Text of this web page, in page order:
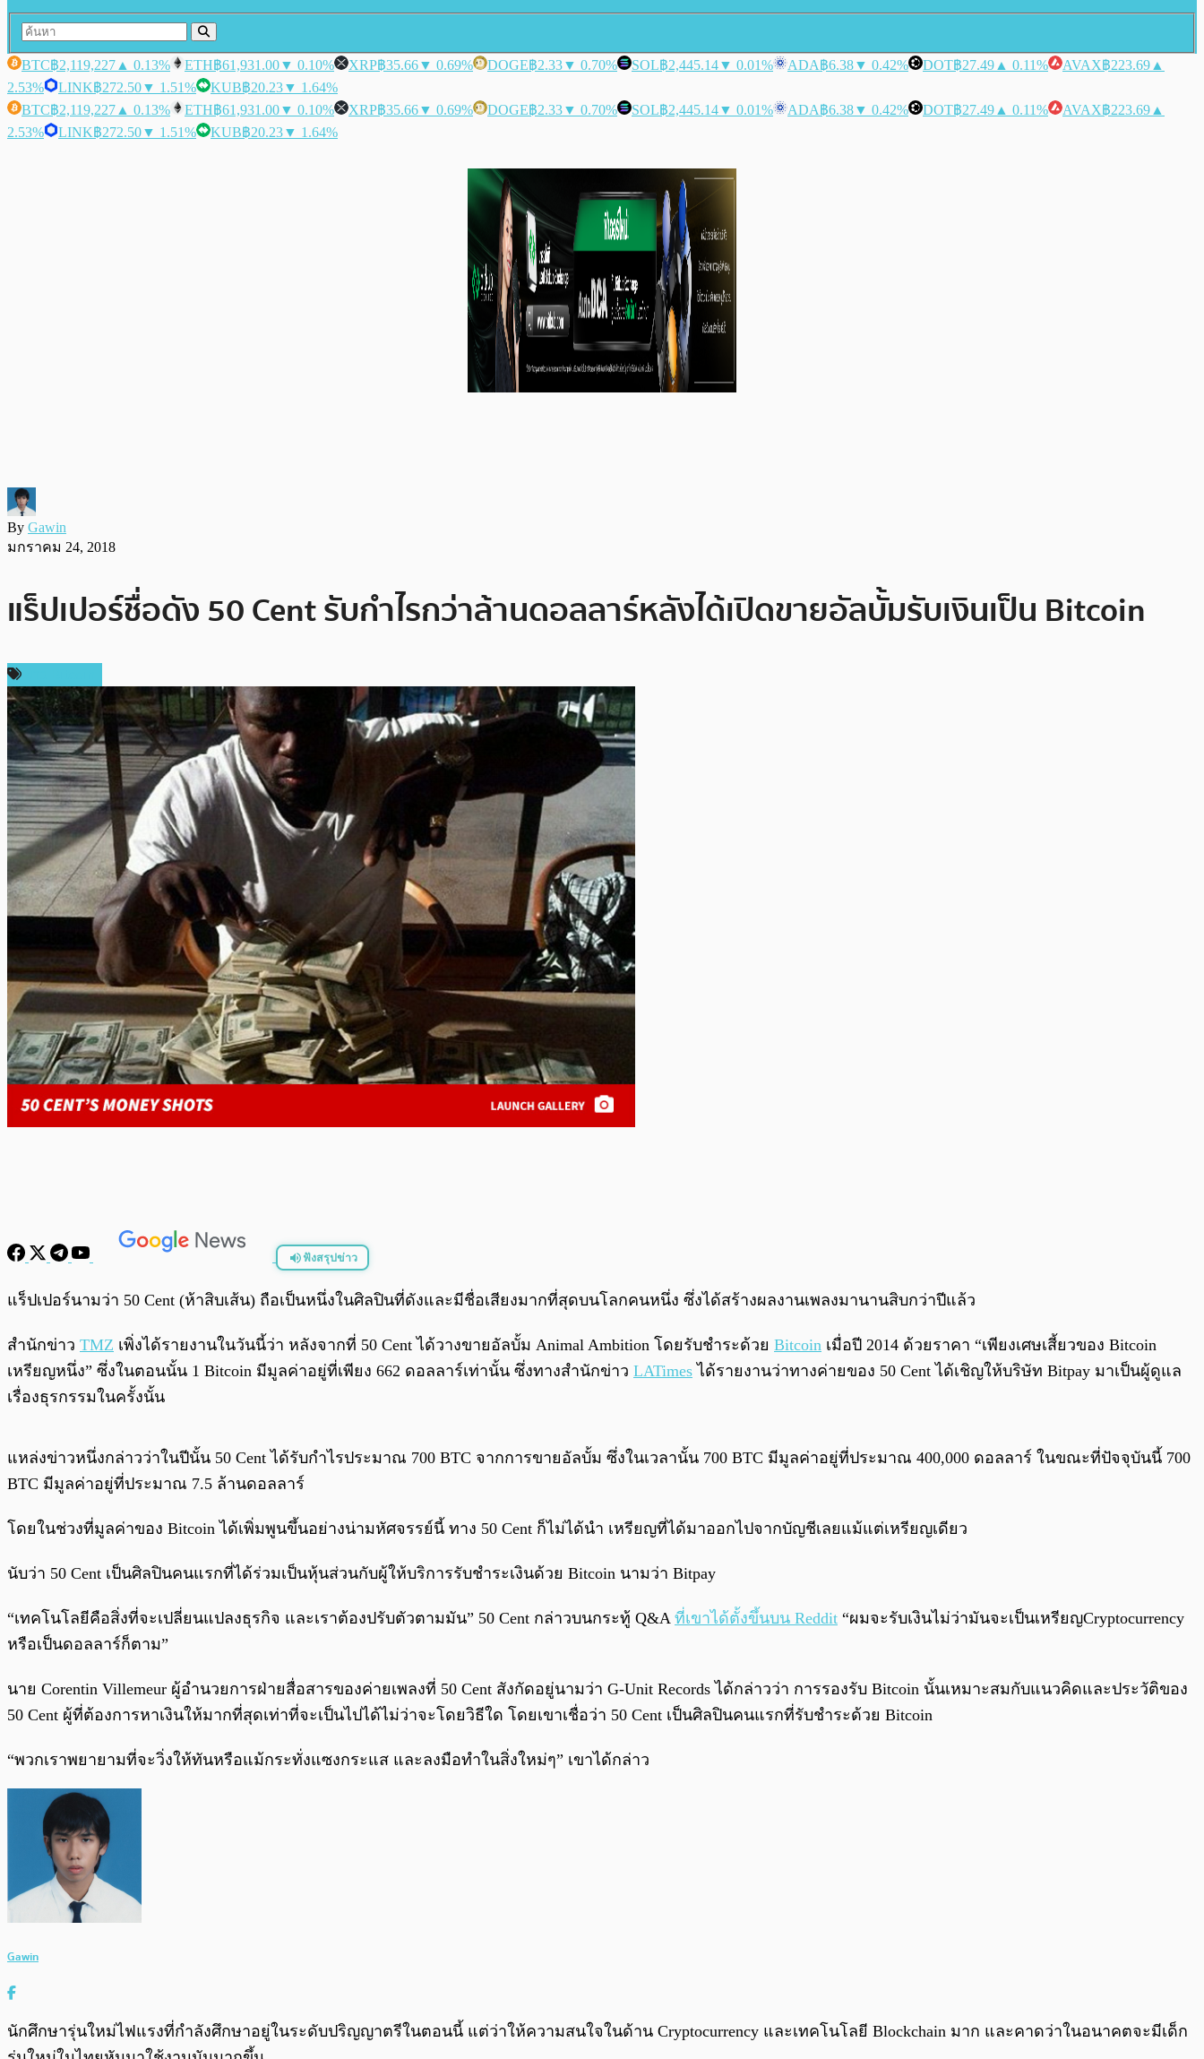
BTC฿2,119,227 ▲ 0.13% ETH฿61,931.00▼ 0.10% XRP฿35.66▼ 0.69% DOGE฿2.33▼ 0.70% SOL฿2,445.14▼ 0.01% ADA฿6.38▼ 0.42% DOT฿27.49 ▲ 0.11% AVAX฿223.69 ▲
2.53%
LINK฿272.50▼ 1.51% KUB฿20.23▼ 1.64%
BTC฿2,119,227 ▲ 0.13% ETH฿61,931.00▼ 0.10% XRP฿35.66▼ 0.69% DOGE฿2.33▼ 0.70% SOL฿2,445.14▼ 0.01% ADA฿6.38▼ 0.42% DOT฿27.49 ▲ 0.11% AVAX฿223.69 ▲
2.53%
LINK฿272.50▼ 1.51% KUB฿20.23▼ 1.64%
By Gawin
มกราคม 24, 2018
แร็ปเปอร์ชื่อดัง 50 Cent รับกำไรกว่าล้านดอลลาร์หลังได้เปิดขายอัลบั้มรับเงินเป็น Bitcoin
ฟังสรุปข่าว
พร้อมเล่น
แร็ปเปอร์นามว่า 50 Cent (ห้าสิบเส้น) ถือเป็นหนึ่งในศิลปินที่ดังและมีชื่อเสียงมากที่สุดบนโลกคนหนึ่ง ซึ่งได้สร้างผลงานเพลงมานานสิบกว่าปีแล้ว
สำนักข่าว TMZ เพิ่งได้รายงานในวันนี้ว่า หลังจากที่ 50 Cent ได้วางขายอัลบั้ม Animal Ambition โดยรับชำระด้วย Bitcoin เมื่อปี 2014 ด้วยราคา “เพียงเศษเสี้ยวของ Bitcoin
เหรียญหนึ่ง” ซึ่งในตอนนั้น 1 Bitcoin มีมูลค่าอยู่ที่เพียง 662 ดอลลาร์เท่านั้น ซึ่งทางสำนักข่าว LATimes ได้รายงานว่าทางค่ายของ 50 Cent ได้เชิญให้บริษัท Bitpay มาเป็นผู้ดูแล
เรื่องธุรกรรมในครั้งนั้น
แหล่งข่าวหนึ่งกล่าวว่าในปีนั้น 50 Cent ได้รับกำไรประมาณ 700 BTC จากการขายอัลบั้ม ซึ่งในเวลานั้น 700 BTC มีมูลค่าอยู่ที่ประมาณ 400,000 ดอลลาร์ ในขณะที่ปัจจุบันนี้ 700
BTC มีมูลค่าอยู่ที่ประมาณ 7.5 ล้านดอลลาร์
โดยในช่วงที่มูลค่าของ Bitcoin ได้เพิ่มพูนขึ้นอย่างน่ามหัศจรรย์นี้ ทาง 50 Cent ก็ไม่ได้นำ เหรียญที่ได้มาออกไปจากบัญชีเลยแม้แต่เหรียญเดียว
นับว่า 50 Cent เป็นศิลปินคนแรกที่ได้ร่วมเป็นหุ้นส่วนกับผู้ให้บริการรับชำระเงินด้วย Bitcoin นามว่า Bitpay
“เทคโนโลยีคือสิ่งที่จะเปลี่ยนแปลงธุรกิจ และเราต้องปรับตัวตามมัน” 50 Cent กล่าวบนกระทู้ Q&A ที่เขาได้ตั้งขึ้นบน Reddit “ผมจะรับเงินไม่ว่ามันจะเป็นเหรียญCryptocurrency
หรือเป็นดอลลาร์ก็ตาม”
นาย Corentin Villemeur ผู้อำนวยการฝ่ายสื่อสารของค่ายเพลงที่ 50 Cent สังกัดอยู่นามว่า G-Unit Records ได้กล่าวว่า การรองรับ Bitcoin นั้นเหมาะสมกับแนวคิดและประวัติของ
50 Cent ผู้ที่ต้องการหาเงินให้มากที่สุดเท่าที่จะเป็นไปได้ไม่ว่าจะโดยวิธีใด โดยเขาเชื่อว่า 50 Cent เป็นศิลปินคนแรกที่รับชำระด้วย Bitcoin
“พวกเราพยายามที่จะวิ่งให้ทันหรือแม้กระทั่งแซงกระแส และลงมือทำในสิ่งใหม่ๆ” เขาได้กล่าว
Gawin
นักศึกษารุ่นใหม่ไฟแรงที่กำลังศึกษาอยู่ในระดับปริญญาตรีในตอนนี้ แต่ว่าให้ความสนใจในด้าน Cryptocurrency และเทคโนโลยี Blockchain มาก และคาดว่าในอนาคตจะมีเด็ก